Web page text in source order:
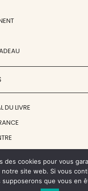
DU LIVRE
des cookies pour vous
site web. Si vous
supposerons que vous en